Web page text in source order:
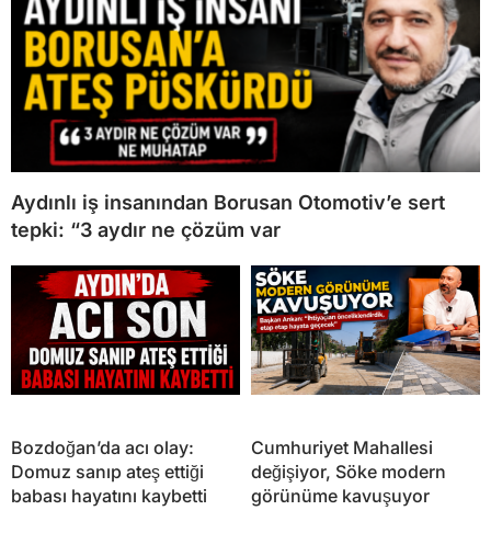
Aydınlı iş insanından Borusan Otomotiv’e sert
tepki: “3 aydır ne çözüm var
Bozdoğan’da acı olay:
Domuz sanıp ateş ettiği
babası hayatını kaybetti
Cumhuriyet Mahallesi
değişiyor, Söke modern
görünüme kavuşuyor